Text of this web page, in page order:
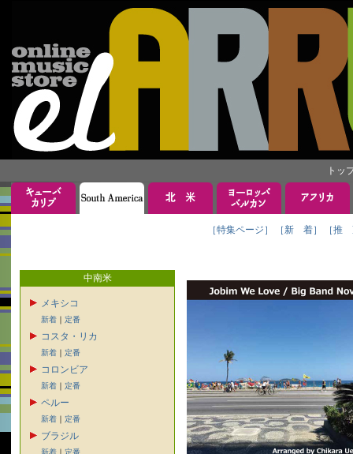
トッ
［特集ページ］ ［新 着］ ［推
中南米
メキシコ
新着 ｜ 定番
コスタ・リカ
新着 ｜ 定番
コロンビア
新着 ｜ 定番
ペルー
新着 ｜ 定番
ブラジル
新着 ｜ 定番